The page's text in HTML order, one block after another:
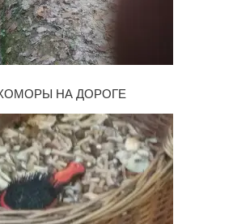
НА ДОРОГЕ